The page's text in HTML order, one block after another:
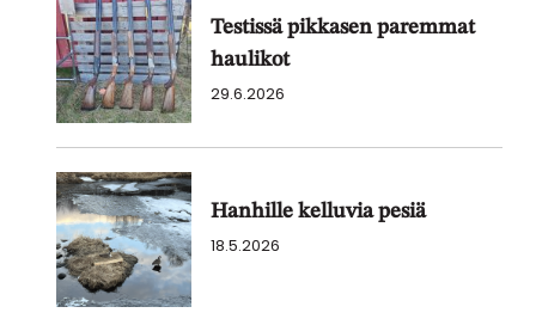
Testissä pikkasen paremmat
haulikot
29.6.2026
Hanhille kelluvia pesiä
18.5.2026